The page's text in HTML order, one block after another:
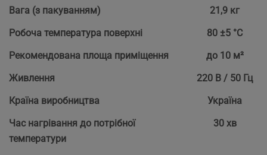
Вага (з пакуванням)
21,9 кг
Робоча температура поверхні
80 ±5 °С
Рекомендована площа приміщення
до 10 м²
Живлення
220 В / 50 Гц
Країна виробництва
Україна
Час нагрівання до потрібної
температури
30 хв